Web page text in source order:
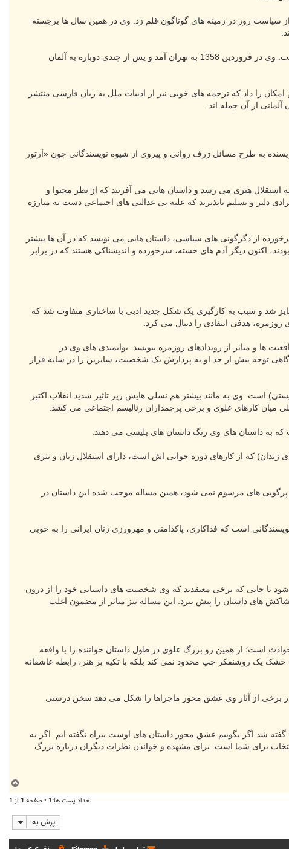
از سیاست روز در زمینه های گوناگون قلم زد. وی در همین سال ها برجسته
بزرگ علوی در فروردین 1332 برای معالجه چشم به آلمان رفت و در برلین به تدریس زبان و فرهنگ ایران پرداخت. وی در فروردین 1358 به تهران آمد و پس از چندی دوباره به آلمان
را داد که ترجمه های خوبی نیز از ادبیات ملل به زبان فارسی منتشر
آلمانی از آن جمله اند.
کرد؛ نخستین دوره تا1320 را در بر می گیرد که علاقه نویسنده به طرح مسائل ژرف روانی و پیروی از شیوه نویسندگانی چون «آرتور
علوی به استقلال هنری می رسد و داستان هایی می آفریند که از نظر محتوا و
دلیر و تسلیم ناپذیرند که علیه بی عدالتی های اجتماعی دست به مبارزه
از دگرگونی های سیاسی، داستان هایی می نویسد که در آن ها بیشتر
اکنون دیگر آدم های خسته، سرخورده و اندیشناکی هستند که در برابر
شد و سبب به کارگیری یک شکل جدید ادبی با ساختاری متفاوت شد که
هدفی انتقادی را دنبال می کرد.
ها و متاثر از رویدادهای روزمره بنویسد. توانمندی های وی در
توجه بیش از حد او به پردازش یک شخصیت، سایرین را در سایه قرار
است. وی به مانند بیشتر هم نسلی هایش زیر تاثیر شدید انقلاب اکتبر
میان کارهای علوی و برخی پرچمداران رئالیسم اجتماعی می کشد.
به داستان های وی رنگ داستان های پلیسی می دهند.
که از کارهای دوره جوانی اش است، دارای استقلال زبان و نثری
های مرسوم نمی شود، همین مساله موجب شده این داستان در
است که فداکاری، پاکدامنی و مهرورزی زنان ایرانی را به خوبی
تا جایی که برخی معتقدند که وی شخصیت های داستانی خود را از درون
های داستان را پیش ببرد. این مساله نیز متاثر از مضمون اغلب
است؛ از همین رو بزرگ علوی در طول داستان خواننده را با واقعه
یک روشنفکر چپ محدود نمی کند بلکه با تکیه بر هنر، رابطه عاشقانه
در برخی از آثار وی عشق محور ماجراها را شکل می دهد سخن درستی
شد اگر بگوییم عشق محور داستان های اوست بیراه نگفته ایم. اگر به
برای شما است. برای مشهده و خواندن نظرات دیگران درباره بزرگ
ا
تعداد پست ها:1 • صفحه 1 از 1
پرش به